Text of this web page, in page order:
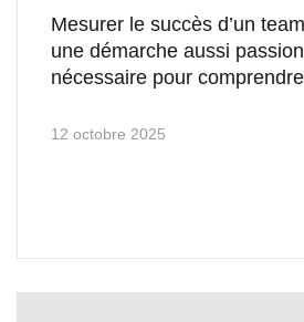
Mesurer le succès d’un
une démarche aussi
nécessaire pour comprendre
12 octobre 2025